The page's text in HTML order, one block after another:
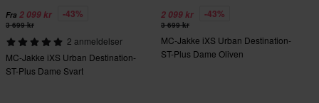
Fra 2 099 kr -43%
3 699 kr
2 anmeldelser
MC-Jakke iXS Urban Destination-
ST-Plus Dame Svart
2 099 kr -43%
3 699 kr
MC-Jakke iXS Urban Destination-
ST-Plus Dame Oliven